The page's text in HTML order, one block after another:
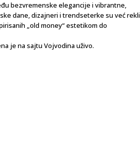
bezvremenske elegancije i vibrantne,
dane, dizajneri i trendseterke su već rekli
„old money“ estetikom do
je na sajtu Vojvodina uživo.